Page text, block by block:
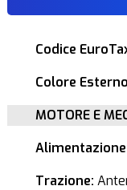
Codice
Colore
MOTORE E
Trazione: